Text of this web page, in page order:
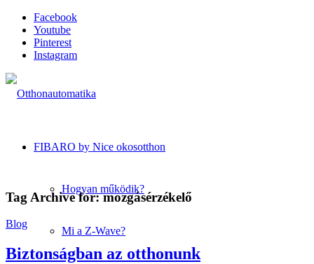
Facebook
Youtube
Pinterest
Instagram
FIBARO by Nice okosotthon
Hogyan működik?
Mi a Z-Wave?
Tag Archive for:mozgásérzékelő
Blog
Biztonságban az otthonunk